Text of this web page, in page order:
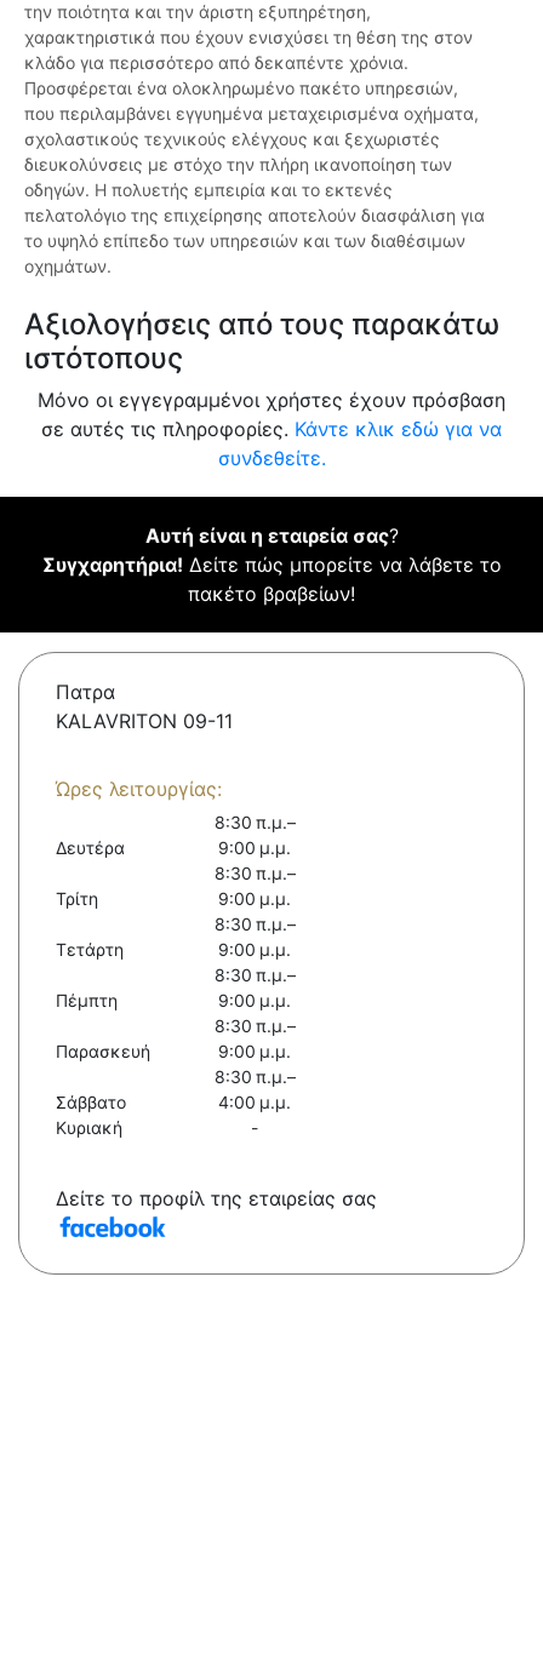
την ποιότητα και την άριστη εξυπηρέτηση,
χαρακτηριστικά που έχουν ενισχύσει τη θέση της στον
κλάδο για περισσότερο από δεκαπέντε χρόνια.
Προσφέρεται ένα ολοκληρωμένο πακέτο υπηρεσιών,
που περιλαμβάνει εγγυημένα μεταχειρισμένα οχήματα,
σχολαστικούς τεχνικούς ελέγχους και ξεχωριστές
διευκολύνσεις με στόχο την πλήρη ικανοποίηση των
οδηγών. Η πολυετής εμπειρία και το εκτενές
πελατολόγιο της επιχείρησης αποτελούν διασφάλιση για
το υψηλό επίπεδο των υπηρεσιών και των διαθέσιμων
οχημάτων.
Αξιολογήσεις από τους παρακάτω
ιστότοπους
Μόνο οι εγγεγραμμένοι χρήστες έχουν πρόσβαση
σε αυτές τις πληροφορίες. Κάντε κλικ εδώ για να
συνδεθείτε.
Αυτή είναι η εταιρεία σας?
Συγχαρητήρια! Δείτε πώς μπορείτε να λάβετε το
πακέτο βραβείων!
Πατρα
KALAVRITON 09-11
Ώρες λειτουργίας:
Δευτέρα
8:30 π.μ.–
9:00 μ.μ.
Τρίτη
8:30 π.μ.–
9:00 μ.μ.
Τετάρτη
8:30 π.μ.–
9:00 μ.μ.
Πέμπτη
8:30 π.μ.–
9:00 μ.μ.
Παρασκευή
8:30 π.μ.–
9:00 μ.μ.
Σάββατο
8:30 π.μ.–
4:00 μ.μ.
Κυριακή
-
Δείτε το προφίλ της εταιρείας σας